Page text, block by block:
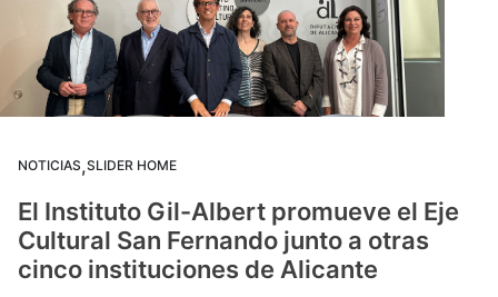
NOTICIAS,SLIDER HOME
El Instituto Gil-Albert promueve el Eje
Cultural San Fernando junto a otras
cinco instituciones de Alicante